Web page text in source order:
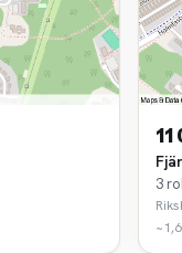
3